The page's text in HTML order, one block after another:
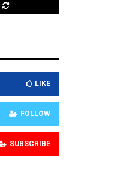
LIKE
FOLLOW
SUBSCRIBE